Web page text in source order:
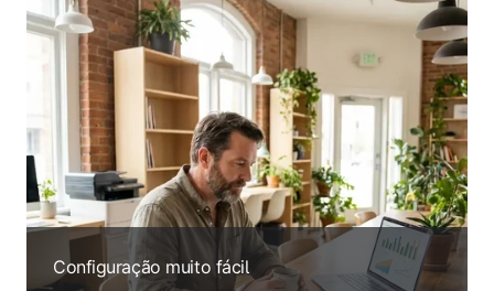
Configuração muito fácil